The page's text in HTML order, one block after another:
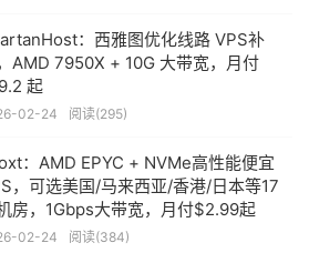
：西雅图优化线路 VPS补
AMD 7950X + 10G 大带宽，月付
起
02-24 阅读(295)
：AMD EPYC + NVMe高性能便宜
，可选美国/马来西亚/香港/日本等17
房，1Gbps大带宽，月付$2.99起
02-24 阅读(384)